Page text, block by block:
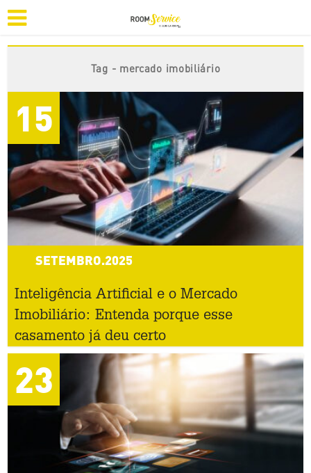
Tag - mercado imobiliário
15
SETEMBRO.2025
Inteligência Artificial e o Mercado
Imobiliário: Entenda porque esse
casamento já deu certo
23